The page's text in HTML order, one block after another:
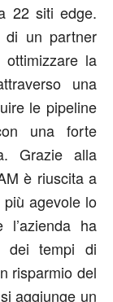
22 siti edge.
di un partner
la
una
le pipeline
una forte
Grazie alla
è riuscita a
agevole lo
l’azienda ha
dei tempi di
risparmio del
aggiunge un